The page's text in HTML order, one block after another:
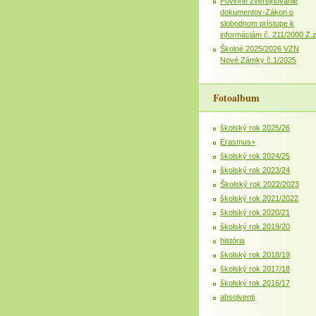
dokumentov-Zákon o
slobodnom prístupe k
informáciám č. 211/2000 Z.z
Školné 2025/2026 VZN
Nové Zámky č.1/2025
Fotoalbum
školský rok 2025/26
Erasmus+
školský rok 2024/25
školský rok 2023/24
Školský rok 2022/2023
školský rok 2021/2022
školský rok 2020/21
školský rok 2019/20
história
školský rok 2018/19
školský rok 2017/18
školský rok 2016/17
absolventi